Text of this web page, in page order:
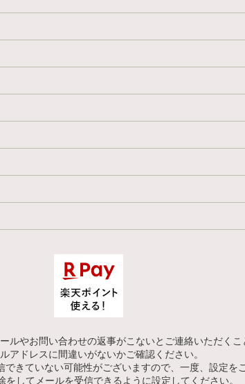
ルやお問い合わせの返事がこないとご連絡いただくこ
アドレスに間違いがないかご確認ください。
きていない可能性がございますので、一度、設定を
をしてメールを受信できるように設定してください。